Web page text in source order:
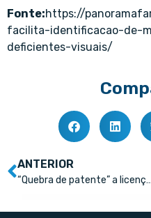
Fonte:https://
facilita-identificacao-de-
deficientes-visuais/
ANTERIOR
“Quebra de patente” a licença compulsória: entenda a diferença